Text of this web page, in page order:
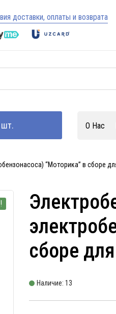
доставки, оплаты и возврата
О Нас
“Моторика” в сборе
сборе
Наличие: 13